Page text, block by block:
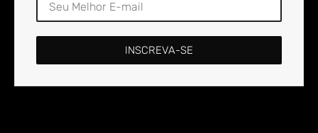
INSCREVA-SE